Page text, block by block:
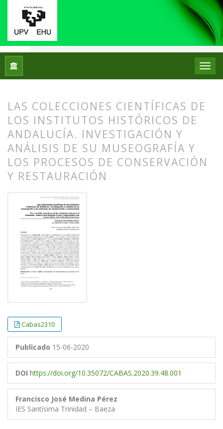
Inicio
LAS COLECCIONES CIENTÍFICAS DE
LOS INSTITUTOS HISTÓRICOS DE
ANDALUCÍA. INVESTIGACIÓN Y
ANÁLISIS DE SU MUSEOGRAFÍA Y
LOS PROCESOS DE CONSERVACIÓN
Y RESTAURACIÓN
Cabas2310
Publicado 15-06-2020
DOI https://doi.org/10.35072/CABAS.2020.39.48.001
Francisco José Medina Pérez
IES Santísima Trinidad – Baeza